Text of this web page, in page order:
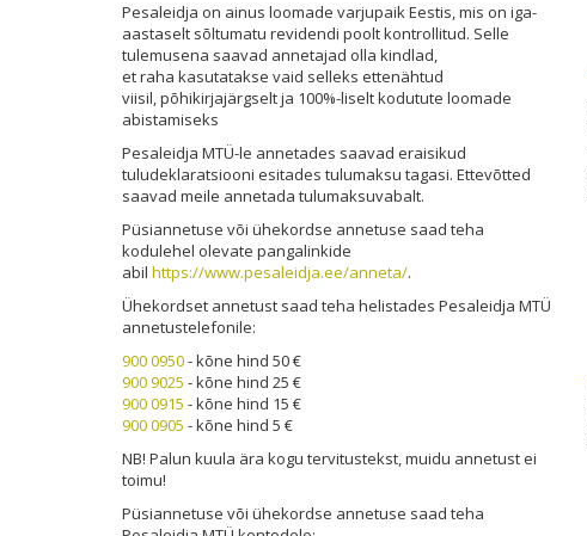
Pesaleidja on ainus loomade varjupaik Eestis, mis on iga-
aastaselt sõltumatu revidendi poolt kontrollitud. Selle
tulemusena saavad annetajad olla kindlad,
et raha kasutatakse vaid selleks ettenähtud
viisil, põhikirjajärgselt ja 100%-liselt kodutute loomade
abistamiseks
Pesaleidja MTÜ-le annetades saavad eraisikud
tuludeklaratsiooni esitades tulumaksu tagasi. Ettevõtted
saavad meile annetada tulumaksuvabalt.
Püsiannetuse või ühekordse annetuse saad teha
kodulehel olevate pangalinkide
abil https://www.pesaleidja.ee/anneta/.
Ühekordset annetust saad teha helistades Pesaleidja MTÜ
annetustelefonile:
900 0950- kõne hind 50 €
900 9025 - kõne hind 25 €
900 0915 - kõne hind 15 €
900 0905 - kõne hind 5 €
NB! Palun kuula ära kogu tervitustekst, muidu annetust ei
toimu!
Püsiannetuse või ühekordse annetuse saad teha